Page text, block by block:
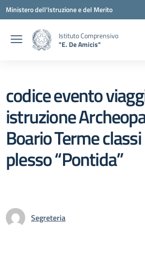
Vai ai contenuti
Vai al menu di navigazione
Vai al footer
Ministero dell'Istruzione e del Merito
Istituto Comprensivo
"E. De Amicis"
codice evento
istruzione
Boario Terme
plesso “Pontida”
Segreteria